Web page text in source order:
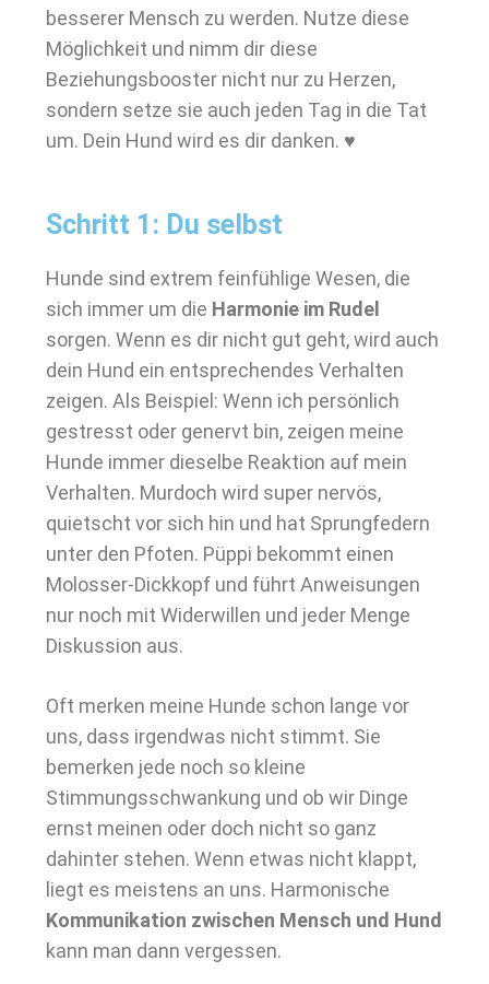
besserer Mensch zu werden. Nutze diese
Möglichkeit und nimm dir diese
Beziehungsbooster nicht nur zu Herzen,
sondern setze sie auch jeden Tag in die Tat
um. Dein Hund wird es dir danken. ♥
Schritt 1: Du selbst
Hunde sind extrem feinfühlige Wesen, die
sich immer um die Harmonie im Rudel
sorgen. Wenn es dir nicht gut geht, wird auch
dein Hund ein entsprechendes Verhalten
zeigen. Als Beispiel: Wenn ich persönlich
gestresst oder genervt bin, zeigen meine
Hunde immer dieselbe Reaktion auf mein
Verhalten. Murdoch wird super nervös,
quietscht vor sich hin und hat Sprungfedern
unter den Pfoten. Püppi bekommt einen
Molosser-Dickkopf und führt Anweisungen
nur noch mit Widerwillen und jeder Menge
Diskussion aus.
Oft merken meine Hunde schon lange vor
uns, dass irgendwas nicht stimmt. Sie
bemerken jede noch so kleine
Stimmungsschwankung und ob wir Dinge
ernst meinen oder doch nicht so ganz
dahinter stehen. Wenn etwas nicht klappt,
liegt es meistens an uns. Harmonische
Kommunikation zwischen Mensch und Hund
kann man dann vergessen.